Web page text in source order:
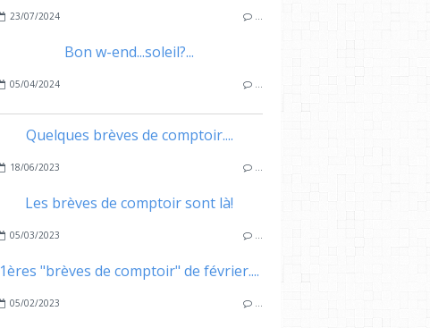
23/07/2024 …
Bon w-end...soleil?...
05/04/2024 …
Quelques brèves de comptoir....
18/06/2023 …
Les brèves de comptoir sont là!
05/03/2023 …
1ères "brèves de comptoir" de février....
05/02/2023 …